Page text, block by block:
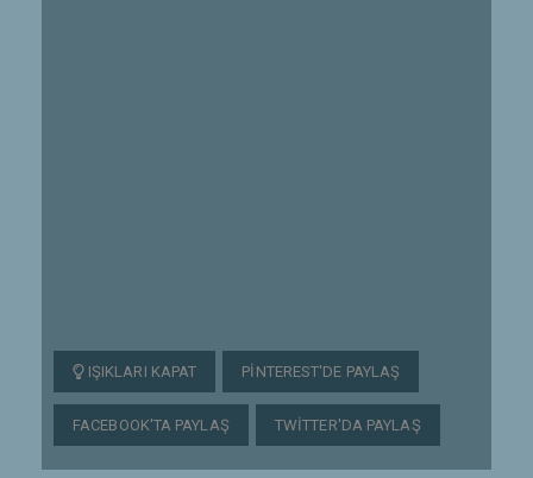
IŞIKLARI KAPAT PINTEREST'DE PAYLAŞ
FACEBOOK'TA PAYLAŞ TWITTER'DA PAYLAŞ